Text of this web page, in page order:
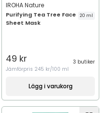
IROHA Nature
Purifying Tea Tree Face
Sheet Mask
20 ml
49 kr
3 butiker
Jämförpris 245 kr/100 ml
Lägg i varukorg